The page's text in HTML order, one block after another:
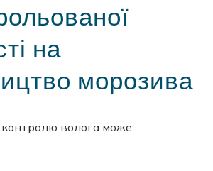
на
морозива
волога може